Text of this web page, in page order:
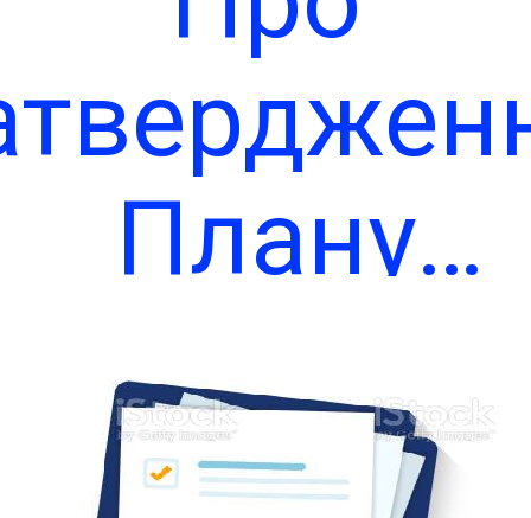
області
державної
Плану
діяльності